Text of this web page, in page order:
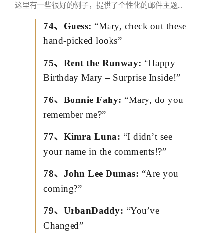
这里有一些很好的例子，提供了个性化的邮件主题…
74、Guess: “Mary, check out these
hand-picked looks”
75、Rent the Runway: “Happy
Birthday Mary – Surprise Inside!”
76、Bonnie Fahy: “Mary, do you
remember me?”
77、Kimra Luna: “I didn’t see
your name in the comments!?”
78、John Lee Dumas: “Are you
coming?”
79、UrbanDaddy: “You’ve
Changed”